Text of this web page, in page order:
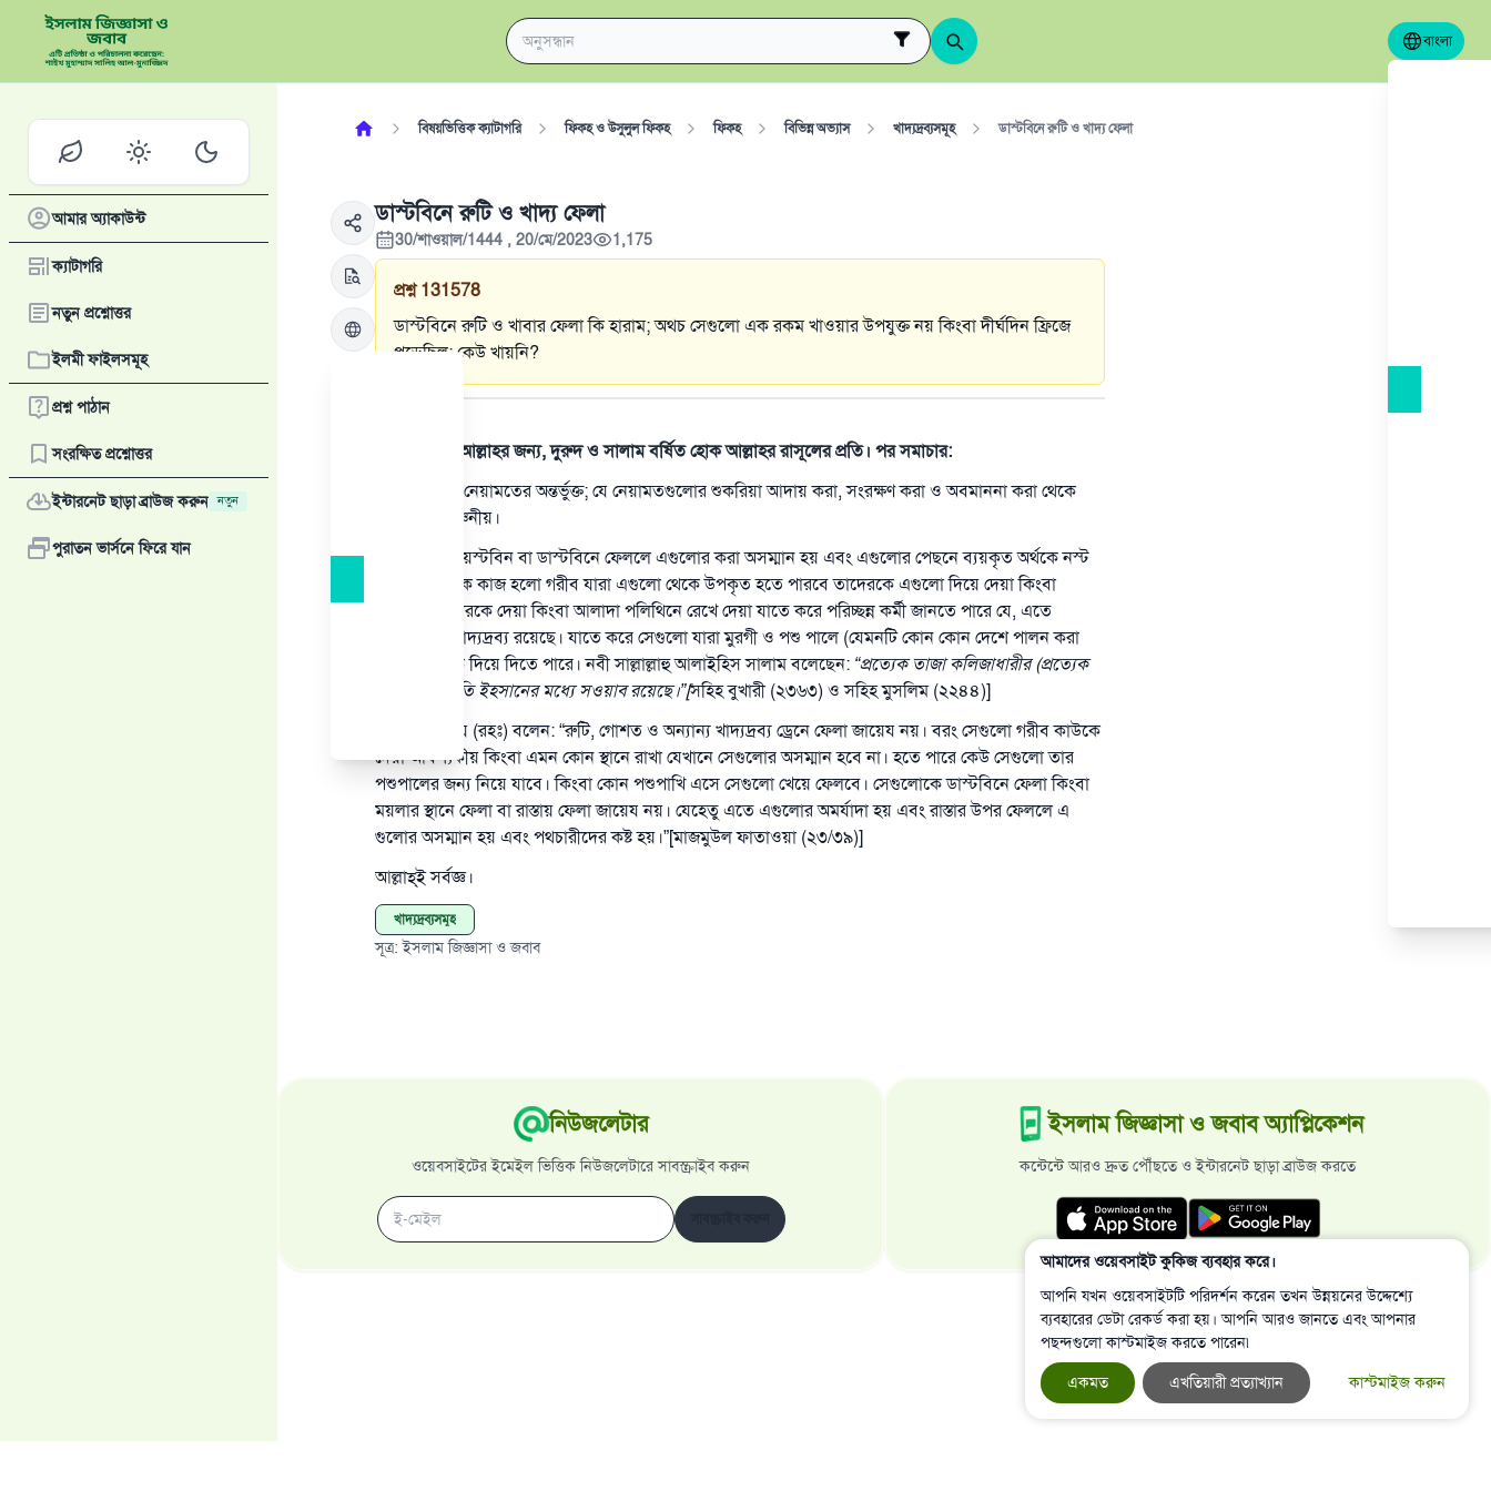
বাংলা
আমার অ্যাকাউন্ট
ক্যাটাগরি
নতুন প্রশ্নোত্তর
ইলমী ফাইলসমূহ
প্রশ্ন পাঠান
সংরক্ষিত প্রশ্নোত্তর
ইন্টারনেট ছাড়া ব্রাউজ করুন নতুন
পুরাতন ভার্সনে ফিরে যান
বিষয়ভিত্তিক ক্যাটাগরি ফিকহ ও উসুলুল ফিকহ ফিকহ বিভিন্ন অভ্যাস খাদ্যদ্রব্যসমূহ ডাস্টবিনে রুটি ও খাদ্য ফেলা
ডাস্টবিনে রুটি ও খাদ্য ফেলা
30/শাওয়াল/1444 , 20/মে/2023 1,175
প্রশ্ন 131578
ডাস্টবিনে রুটি ও খাবার ফেলা কি হারাম; অথচ সেগুলো এক রকম খাওয়ার উপযুক্ত নয় কিংবা দীর্ঘদিন ফ্রিজে
পড়েছিল; কেউ খায়নি?
সমস্ত প্রশংসা আল্লাহর জন্য, দুরুদ ও সালাম বর্ষিত হোক আল্লাহর রাসূলের প্রতি। পর সমাচার:
রুটি ও খাবার নেয়ামতের অন্তর্ভুক্ত; যে নেয়ামতগুলোর শুকরিয়া আদায় করা, সংরক্ষণ করা ও অবমাননা করা থেকে
দূরে থাকা বাঞ্চনীয়।
এগুলোকে ওয়েস্টবিন বা ডাস্টবিনে ফেললে এগুলোর করা অসম্মান হয় এবং এগুলোর পেছনে ব্যয়কৃত অর্থকে নস্ট
করা হয়। সঠিক কাজ হলো গরীব যারা এগুলো থেকে উপকৃত হতে পারবে তাদেরকে এগুলো দিয়ে দেয়া কিংবা
চতুষ্পদ জন্তুদেরকে দেয়া কিংবা আলাদা পলিথিনে রেখে দেয়া যাতে করে পরিচ্ছন্ন কর্মী জানতে পারে যে, এতে
সম্মানজনক খাদ্যদ্রব্য রয়েছে। যাতে করে সেগুলো যারা মুরগী ও পশু পালে (যেমনটি কোন কোন দেশে পালন করা
হয়) তাদেরকে দিয়ে দিতে পারে। নবী সাল্লাল্লাহু আলাইহিস সালাম বলেছেন: “প্রত্যেক তাজা কলিজাধারীর (প্রত্যেক
প্রাণধারীর) প্রতি ইহসানের মধ্যে সওয়াব রয়েছে।”[সহিহ বুখারী (২৩৬৩) ও সহিহ মুসলিম (২২৪৪)]
শাইখ বিন বায (রহঃ) বলেন: “রুটি, গোশত ও অন্যান্য খাদ্যদ্রব্য ড্রেনে ফেলা জায়েয নয়। বরং সেগুলো গরীব কাউকে
দেয়া আবশ্যকীয় কিংবা এমন কোন স্থানে রাখা যেখানে সেগুলোর অসম্মান হবে না। হতে পারে কেউ সেগুলো তার
পশুপালের জন্য নিয়ে যাবে। কিংবা কোন পশুপাখি এসে সেগুলো খেয়ে ফেলবে। সেগুলোকে ডাস্টবিনে ফেলা কিংবা
ময়লার স্থানে ফেলা বা রাস্তায় ফেলা জায়েয নয়। যেহেতু এতে এগুলোর অমর্যাদা হয় এবং রাস্তার উপর ফেললে এ
গুলোর অসম্মান হয় এবং পথচারীদের কষ্ট হয়।”[মাজমুউল ফাতাওয়া (২৩/৩৯)]
আল্লাহ্‌ই সর্বজ্ঞ।
খাদ্যদ্রব্যসমূহ
সূত্র:ইসলাম জিজ্ঞাসা ও জবাব
নিউজলেটার
ওয়েবসাইটের ইমেইল ভিত্তিক নিউজলেটারে সাবস্ক্রাইব করুন
ইসলাম জিজ্ঞাসা ও জবাব অ্যাপ্লিকেশন
কন্টেন্টে আরও দ্রুত পৌঁছতে ও ইন্টারনেট ছাড়া ব্রাউজ করতে
উত্তর নম্বর ১১০৮৪৫ একটি বিবাহ রক্ষা করেছিল।
উম্মাহকে উত্তর দিতে আমাদেরকে সহযোগিতা করুন
রাসূল সাল্লাল্লাহু আলাইহি ওয়া সাল্লাম বলেছেন
যে ব্যক্তি সৎ কর্মের পথ দেখাবে সে সৎকর্মকারীর সমান সওয়াব পাবে
(সহিহ মুসলিম; ১৮৯৩)
এখনই শরীক হোন
আমাদের ওয়েবসাইট কুকিজ ব্যবহার করে।
আপনি যখন ওয়েবসাইটটি পরিদর্শন করেন তখন উন্নয়নের উদ্দেশ্যে
ব্যবহারের ডেটা রেকর্ড করা হয়। আপনি আরও জানতে এবং আপনার
পছন্দগুলো কাস্টমাইজ করতে পারেন৷
কাস্টমাইজ করুন
এখতিয়ারী প্রত্যাখ্যান
একমত